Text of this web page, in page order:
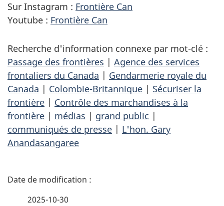
Sur Instagram : Frontière Can
Youtube : Frontière Can
Recherche d'information connexe par mot-clé :
Passage des frontières | Agence des services
frontaliers du Canada | Gendarmerie royale du
Canada | Colombie-Britannique | Sécuriser la
frontière | Contrôle des marchandises à la
frontière | médias | grand public |
communiqués de presse | L'hon. Gary
Anandasangaree
D
2025-10-30